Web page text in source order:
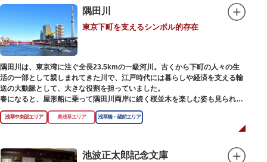
隅田川
東京下町を支えるシンボル的存在
隅田川は、東京湾に注ぐ全長23.5kmの一級河川。古くから下町の人々の生
活の一部として親しまれてきた川で、江戸時代には暮らしや経済を支える輸
送の大動脈として、大きな役割を担っていました。
春になると、屋形船に乗って隅田川両岸に続く桜並木を楽しむ姿も見られ、
東京スカイツリーとのコラボレーションも、まさに絵になる光景です。ま
た、毎年7月の最終土曜日に開催される「隅田川花火大会」は、東京の夏の
川沿いには「隅田川テラス」と呼ばれる遊歩道も整備されています。心地よ
浅草中央部エリア 奥浅草エリア 浅草橋・蔵前エリア
池波正太郎記念文庫